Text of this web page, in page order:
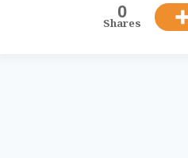
0
Shares